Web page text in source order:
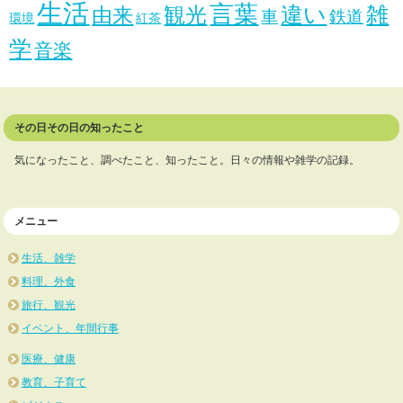
環境 生活由来 紅茶 観光言葉 車違い 鉄道 雑
学音楽
その日その日の知ったこと
気になったこと、調べたこと、知ったこと。日々の情報や雑学の記録。
メニュー
生活、雑学
料理、外食
旅行、観光
イベント、年間行事
医療、健康
教育、子育て